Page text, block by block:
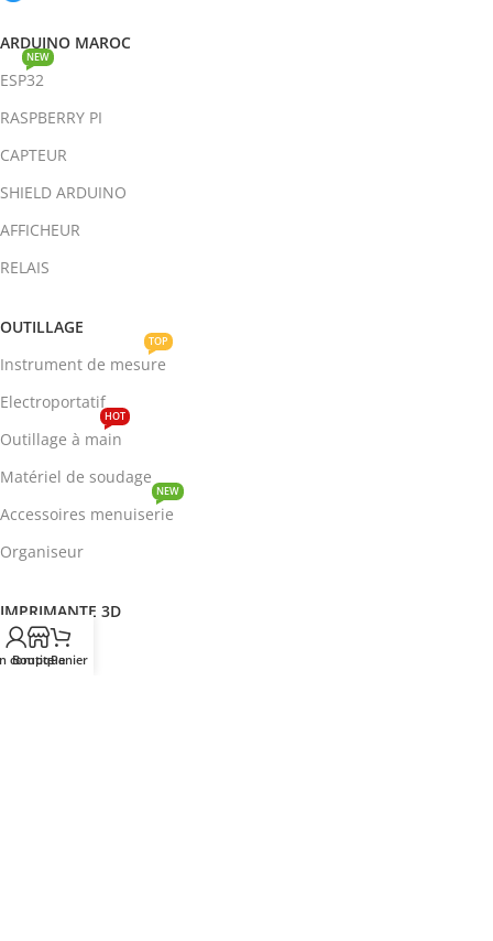
ARDUINO MAROC
ESP32
NEW
RASPBERRY PI
CAPTEUR
SHIELD ARDUINO
AFFICHEUR
RELAIS
OUTILLAGE
Instrument de mesure
TOP
Electroportatif
Outillage à main
HOT
Matériel de soudage
Accessoires menuiserie
NEW
Organiseur
IMPRIMANTE 3D
ROBOTIQUE
compte
BoutiquePanier